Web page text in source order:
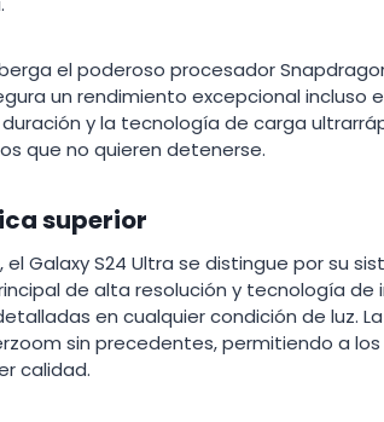
el poderoso procesador
un rendimiento excepcional incluso
y la tecnología de carga
que no quieren detenerse.
superior
Galaxy S24 Ultra se distingue por su
de alta resolución y tecnología
en cualquier condición de luz.
sin precedentes, permitiendo a los
calidad.